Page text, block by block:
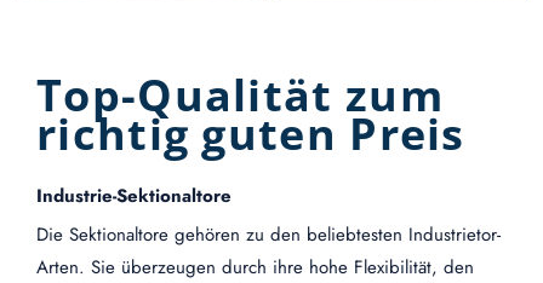
Top-Qualität zum
richtig guten Preis
Industrie-Sektionaltore
Die Sektionaltore gehören zu den beliebtesten Industrietor-
Arten. Sie überzeugen durch ihre hohe Flexibilität, den